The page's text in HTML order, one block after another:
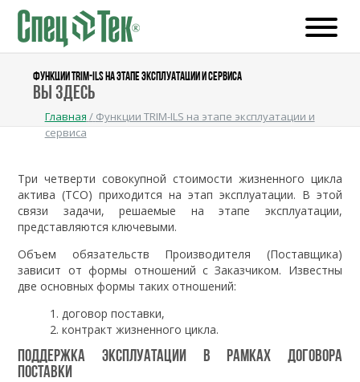
ФУНКЦИИ TRIM-ILS НА ЭТАПЕ ЭКСПЛУАТАЦИИ И СЕРВИСА
Вы здесь
Главная / Функции TRIM-ILS на этапе эксплуатации и
сервиса
Три четверти совокупной стоимости жизненного цикла
актива (TCO) приходится на этап эксплуатации. В этой
связи задачи, решаемые на этапе эксплуатации,
представляются ключевыми.
Объем обязательств Производителя (Поставщика)
зависит от формы отношений с Заказчиком. Известны
две основных формы таких отношений:
договор поставки,
контракт жизненного цикла.
Поддержка эксплуатации в рамках договора
поставки